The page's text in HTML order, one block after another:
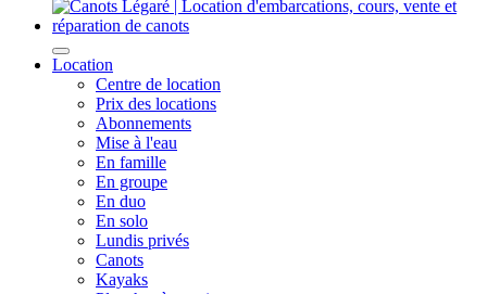
Location
Centre de location
Prix des locations
Abonnements
Mise à l'eau
En famille
En groupe
En duo
En solo
Lundis privés
Canots
Kayaks